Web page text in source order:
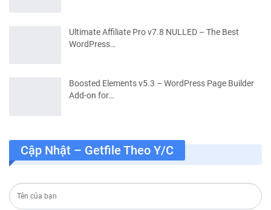
Ultimate Affiliate Pro v7.8 NULLED – The Best
WordPress…
Boosted Elements v5.3 – WordPress Page Builder
Add-on for…
Cập Nhật – Getfile Theo Y/c